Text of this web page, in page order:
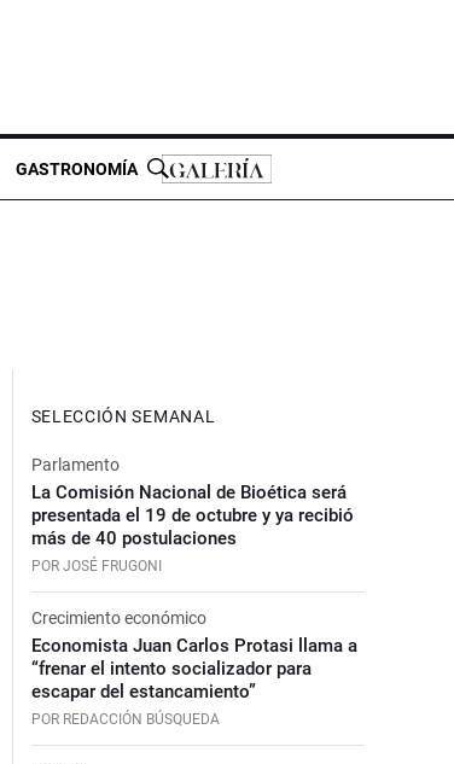
GASTRONOMÍA
SELECCIÓN SEMANAL
Parlamento
La Comisión Nacional de Bioética será
presentada el 19 de octubre y ya recibió
más de 40 postulaciones
POR JOSÉ FRUGONI
Crecimiento económico
Economista Juan Carlos Protasi llama a
“frenar el intento socializador para
escapar del estancamiento”
POR REDACCIÓN BÚSQUEDA